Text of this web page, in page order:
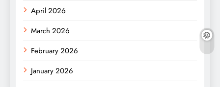
April 2026
March 2026
February 2026
January 2026